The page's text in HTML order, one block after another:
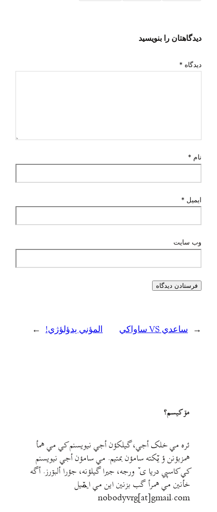
دیدگاهتان را بنویسید
دیدگاه *
نام *
ایمیل *
وب‌ سایت
← ساعدي VS ساواکي المؤني يدؤلؤژي! →
مۊ کيسم؟
ئره مي خلک أجي، گيلکؤن أجي نيويسنم کي مي همأ
همزبؤنن ؤ يٚکته سامؤن بمتيم. مي سامؤن أجي نيويسنم
کي کاسپي دريا ی ٚ ورجه، جيرا گيلؤنه، جؤرا ألبۊرز. أگه
خأنين مي همرأ گب بزنين اين مي ايمٚیل‌ ‌
nobodyvrg[at]gmail.com